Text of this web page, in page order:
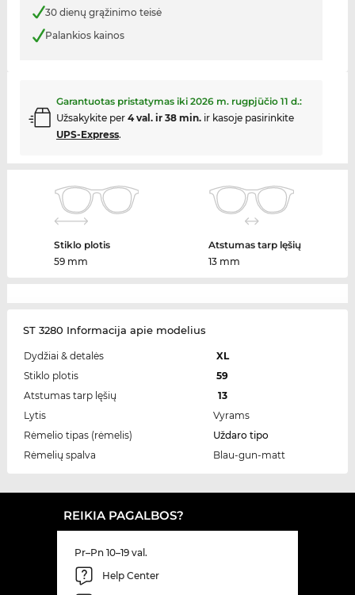
30 dienų grąžinimo teisė
Palankios kainos
Garantuotas pristatymas iki 2026 m. rugpjūčio 11 d.:
Užsakykite per 4 val. ir 38 min.ir kasoje pasirinkite
UPS-Express.
Stiklo plotis
59 mm
Atstumas tarp lęšių
13 mm
ST 3280 Informacija apie modelius
Dydžiai & detalės
XL
Stiklo plotis
59
Atstumas tarp lęšių
13
Lytis
Vyrams
Rėmelio tipas (rėmelis)
Uždaro tipo
Rėmelių spalva
Blau-gun-matt
REIKIA PAGALBOS?
Pr–Pn 10–19 val.
Help Center